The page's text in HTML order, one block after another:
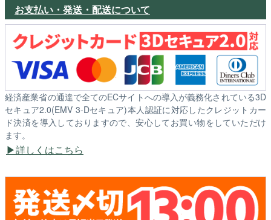
お支払い・発送・配送について
経済産業省の通達で全てのECサイトへの導入が義務化されている3D
セキュア2.0(EMV 3-Dセキュア)本人認証に対応したクレジットカー
ド決済を導入しておりますので、安心してお買い物をしていただけ
ます。
詳しくはこちら